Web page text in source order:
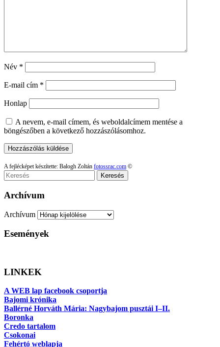
Név *
E-mail cím *
Honlap
A nevem, e-mail címem, és weboldalcímem mentése a
böngészőben a következő hozzászólásomhoz.
A fejlécképet készítette: Balogh Zoltán fotossrac.com ©
Keresés
Archívum
Archívum
Események
LINKEK
A WEB lap facebook csoportja
Bajomi krónika
Ballérné Horváth Mária: Nagybajom pusztái I–II.
Boronka
Credo tartalom
Csokonai
Fehértó weblapja